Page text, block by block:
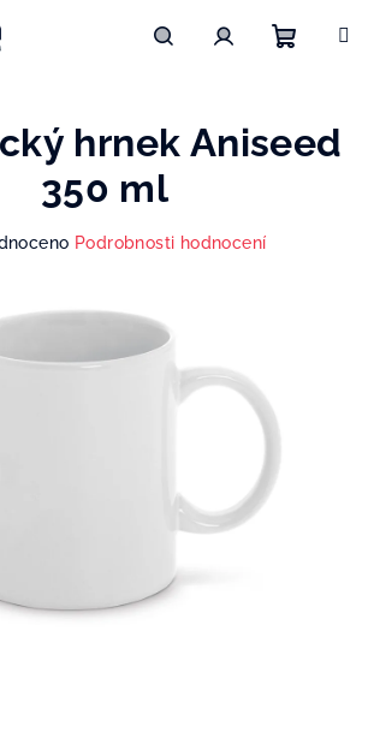
košík
hrnek Aniseed
350 ml
Podrobnosti hodnocení